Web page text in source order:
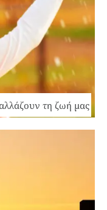
τη ζωή μας